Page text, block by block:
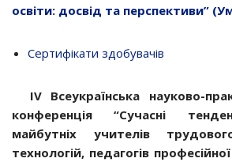
освіти: досвід та перспективи”
Сертифікати здобувачів
ІV Всеукраїнська науково-
конференція “Сучасні
майбутніх учителів
технологій, педагогів